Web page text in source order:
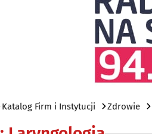
Katalog Firm i Instytucji Zdrowie